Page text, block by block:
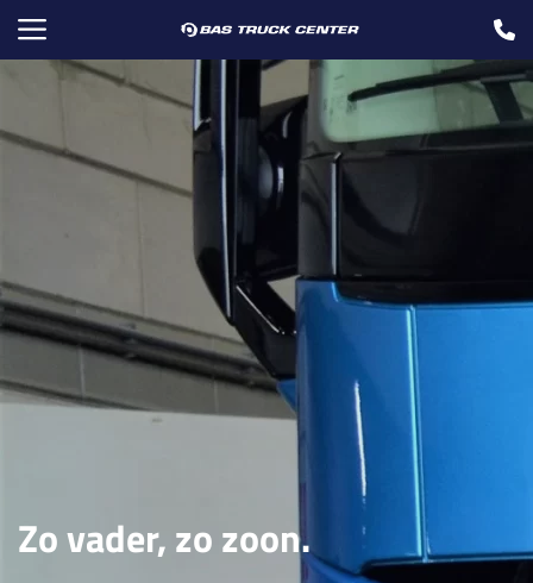
Zo vader, zo zoon.